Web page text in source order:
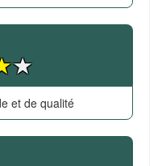
et de qualité